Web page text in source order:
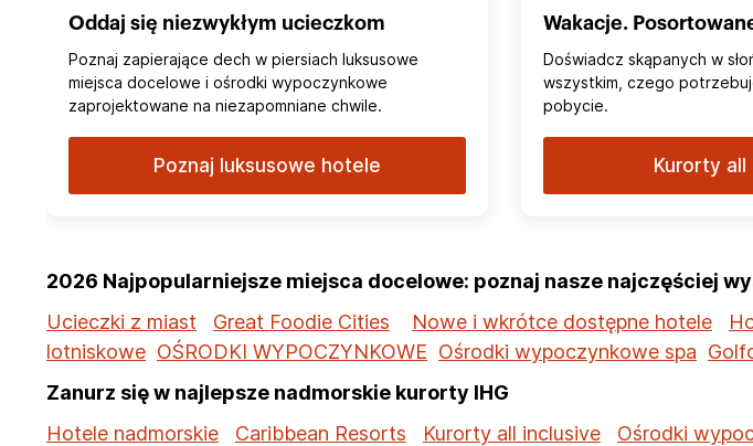
Oddaj się niezwykłym ucieczkom
Poznaj zapierające dech w piersiach luksusowe
miejsca docelowe i ośrodki wypoczynkowe
zaprojektowane na niezapomniane chwile.
Poznaj luksusowe hotele
Wakacje.
Doświadcz skąpanych w
wszystkim, czego
pobycie.
Kurorty all
2026 Najpopularniejsze miejsca docelowe: poznaj nasze najczęściej
Ucieczki z miast
Great Foodie Cities Nowe i wkrótce dostępne hotele
lotniskowe OŚRODKI WYPOCZYNKOWE Ośrodki wypoczynkowe spa
Zanurz się w najlepsze nadmorskie kurorty IHG
Hotele nadmorskie
Caribbean Resorts Kurorty all inclusive Ośrodki